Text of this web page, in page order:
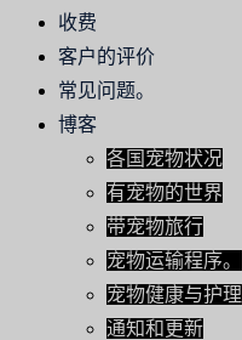
收费
客户的评价
常见问题。
博客
各国宠物状况
有宠物的世界
带宠物旅行
宠物运输程序。
宠物健康与护理
通知和更新